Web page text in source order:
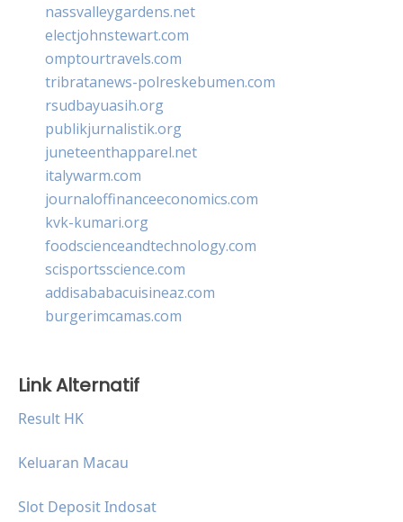
nassvalleygardens.net
electjohnstewart.com
omptourtravels.com
tribratanews-polreskebumen.com
rsudbayuasih.org
publikjurnalistik.org
juneteenthapparel.net
italywarm.com
journaloffinanceeconomics.com
kvk-kumari.org
foodscienceandtechnology.com
scisportsscience.com
addisababacuisineaz.com
burgerimcamas.com
Link Alternatif
Result HK
Keluaran Macau
Slot Deposit Indosat